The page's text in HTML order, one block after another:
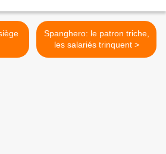
Spanghero: le patron triche,
les salariés trinquent >